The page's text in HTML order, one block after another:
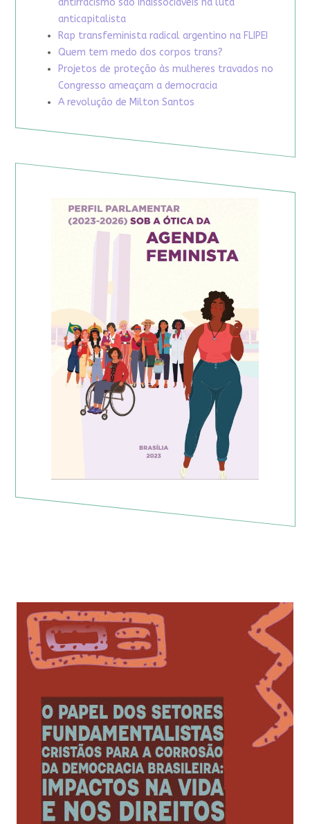
antirracismo são indissociáveis na luta
anticapitalista
Rap transfeminista radical argentino na FLIPEI
Quem tem medo dos corpos trans?
Projetos de proteção às mulheres travados no
Congresso ameaçam a democracia
A revolução de Milton Santos